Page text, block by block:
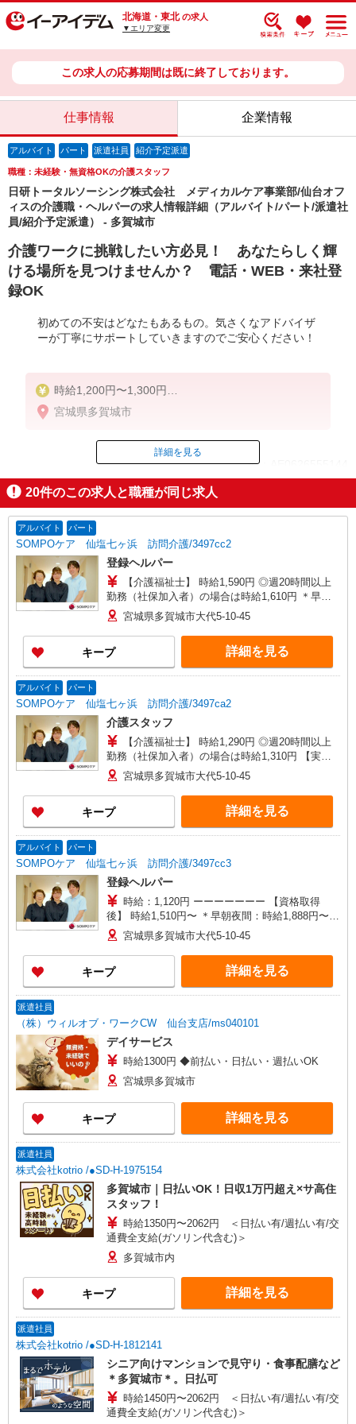
北海道・東北 の求人
▼エリア変更
この求人の応募期間は既に終了しております。
仕事情報 企業情報
アルバイト パート 派遣社員 紹介予定派遣
職種：未経験・無資格OKの介護スタッフ
日研トータルソーシング株式会社 メディカルケア事業部/仙台オフ
ィスの介護職・ヘルパーの求人情報詳細（アルバイト/パート/派遣社
員/紹介予定派遣） - 多賀城市
介護ワークに挑戦したい方必見！ あなたらしく輝
ける場所を見つけませんか？ 電話・WEB・来社登
録OK
初めての不安はどなたもあるもの。気さくなアドバイザ
ーが丁寧にサポートしていきますのでご安心ください！
時給1,200円〜1,300円
★週払いOK（規定あり）
宮城県多賀城市
ID：AE0626555144
掲載期間終了
詳細を見る
20件のこの求人と職種が同じ求人
アルバイト パート
SOMPOケア 仙塩七ヶ浜 訪問介護/3497cc2
登録ヘルパー
【介護福祉士】 時給1,590円 ◎週20時間以上
勤務（社保加入者）の場合は時給1,610円 ＊早朝
夜間（〜8:00、18:00〜）：時給1,988円〜 ＊日曜
祝日：時給1,890円〜 【実務者研修・初任者研修
（ヘルパー1級・2級）】 時給1,510円 ◎週20時間
以上勤務（社保加入者）の場合は時給1,530円 ＊
早朝夜間（〜8:00、18:00〜）：時給1,888円〜 ＊
が同時給 ◎キャンセル手当：職務時給の60％支給
宮城県多賀城市大代5-10-45
キープ 詳細を見る
アルバイト パート
SOMPOケア 仙塩七ヶ浜 訪問介護/3497ca2
介護スタッフ
【介護福祉士】 時給1,290円 ◎週20時間以上
勤務（社保加入者）の場合は時給1,310円 【実務
者研修・初任者研修（ヘルパー1級・2級）】 時給
1,210円 ◎週20時間以上勤務（社保加入者）の場
合は時給1,230円 ◎日曜祝日は時給＋300円◎身体
介助、生活援助が同時給
宮城県多賀城市大代5-10-45
キープ 詳細を見る
アルバイト パート
SOMPOケア 仙塩七ヶ浜 訪問介護/3497cc3
登録ヘルパー
時給：1,120円 ーーーーーーー 【資格取得
後】 時給1,510円〜 ＊早朝夜間：時給1,888円〜
＊日曜祝日：時給1,810円〜 ーーーーーーー
宮城県多賀城市大代5-10-45
キープ 詳細を見る
派遣社員
（株）ウィルオブ・ワークCW 仙台支店/ms040101
デイサービス
時給1300円 ◆前払い・日払い・週払いOK
宮城県多賀城市
キープ 詳細を見る
派遣社員
株式会社kotrio /●SD-H-1975154
多賀城市｜日払いOK！日収1万円超え×サ高住
スタッフ！
時給1350円〜2062円 ＜日払い有/週払い有/交
通費全支給(ガソリン代含む)＞
多賀城市内
キープ 詳細を見る
派遣社員
株式会社kotrio /●SD-H-1812141
シニア向けマンションで見守り・食事配膳など
＊多賀城市＊。日払可
時給1450円〜2062円 ＜日払い有/週払い有/交
通費全支給(ガソリン代含む)＞